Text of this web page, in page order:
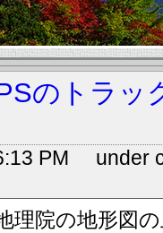
のトラッ
PM under
理院の地形図